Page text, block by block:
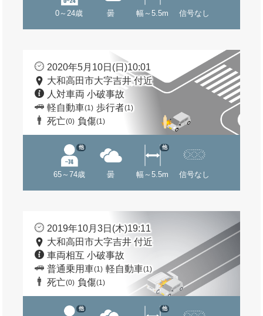
0～24歳 曇 幅～5.5m 信号なし
2020年5月10日(日)10:01
大和高田市大字吉井 付近
人対車両 小破事故
軽自動車(1) 歩行者(1)
死亡(0) 負傷(1)
65～74歳
他
曇 幅～5.5m
他
信号なし
2019年10月3日(木)19:11
大和高田市大字吉井 付近
車両相互 小破事故
普通乗用車(1) 軽自動車(1)
死亡(0) 負傷(1)
他 他